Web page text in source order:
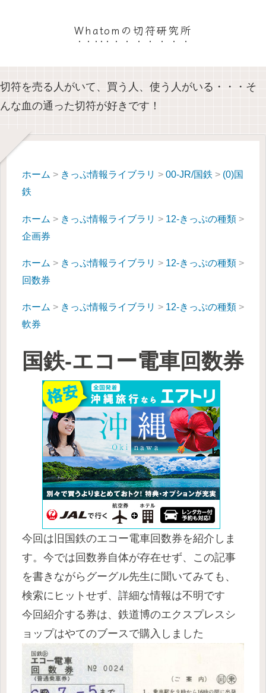
Whatomの切符研究所
切符を売る人がいて、買う人、使う人がいる・・・そ
んな血の通った切符が好きです！
ホーム > きっぷ情報ライブラリ > 00-JR/国鉄 > (0)国
鉄
ホーム > きっぷ情報ライブラリ > 12-きっぷの種類 >
企画券
ホーム > きっぷ情報ライブラリ > 12-きっぷの種類 >
回数券
ホーム > きっぷ情報ライブラリ > 12-きっぷの種類 >
軟券
国鉄-エコー電車回数券
今回は旧国鉄のエコー電車回数券を紹介しま
す。今では回数券自体が存在せず、この記事
を書きながらグーグル先生に聞いてみても、
検索にヒットせず、詳細な情報は不明です
今回紹介する券は、鉄道博のエクスプレスシ
ョップはやてのブースで購入しました